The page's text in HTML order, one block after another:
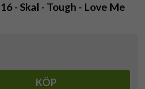
- Skal - Tough - Love Me
KÖP